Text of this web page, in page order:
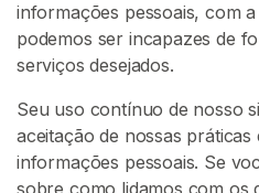
informações pessoais, com
podemos ser incapazes de
serviços desejados.
Seu uso contínuo de nosso
aceitação de nossas
informações pessoais. Se
sobre como lidamos com os
c
u
r
r
V
e